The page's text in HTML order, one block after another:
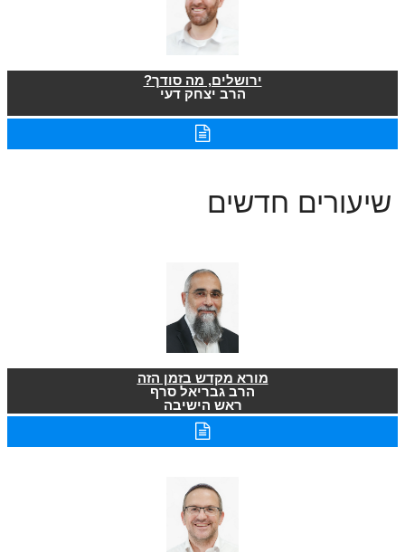
ירושלים, מה סודך?
הרב יצחק דעי
שיעורים חדשים
מורא מקדש בזמן הזה
הרב גבריאל סרף
ראש הישיבה